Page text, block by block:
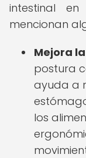
intestinal
mencionan
Mejora
postura
ayuda a
los